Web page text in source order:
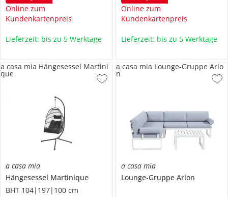
Online zum
Kundenkartenpreis
Lieferzeit: bis zu 5 Werktage
Online zum
Kundenkartenpreis
Lieferzeit: bis zu 5 Werktage
a casa mia
Hängesessel Martinique
BHT 104|197|100 cm
a casa mia Hängesessel Martini
que
a casa mia
Lounge-Gruppe Arlon
a casa mia Lounge-Gruppe Arlo
n